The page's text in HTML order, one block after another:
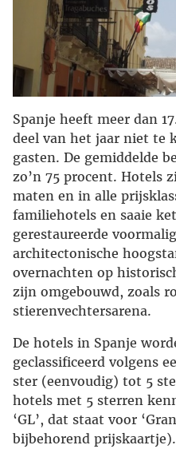
Spanje heeft meer dan
deel van het jaar niet te
gasten. De gemiddelde
zo’n 75 procent. Hotels
maten en in alle
familiehotels en saaie
gerestaureerde
architectonische
overnachten op
zijn omgebouwd, zoals
stierenvechtersarena.
De hotels in Spanje
geclassificeerd volgens
ster (eenvoudig) tot 5
hotels met 5 sterren
‘GL’, dat staat voor
bijbehorend